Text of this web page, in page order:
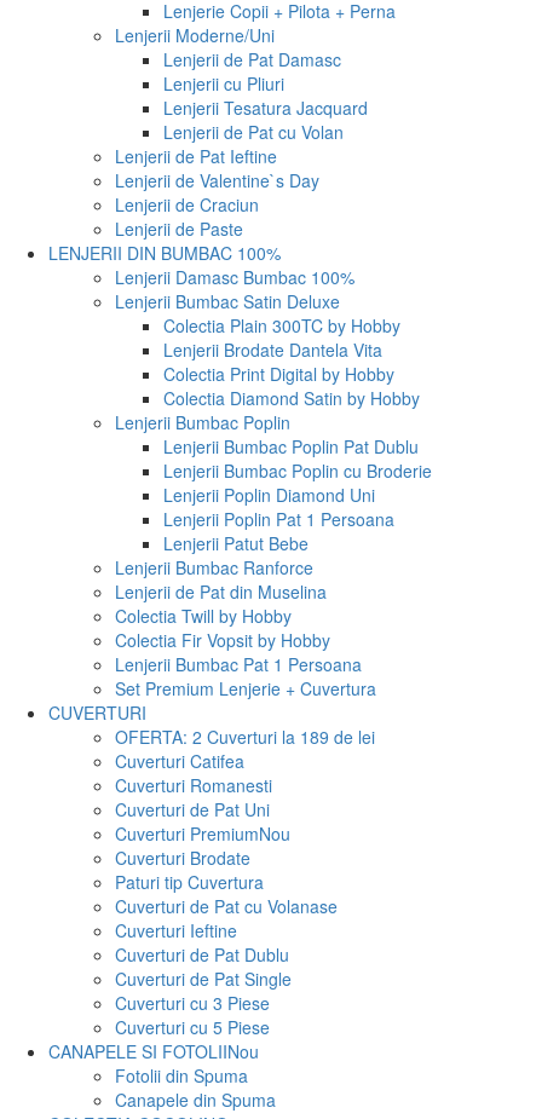
Lenjerie Copii + Pilota + Perna
Lenjerii Moderne/Uni
Lenjerii de Pat Damasc
Lenjerii cu Pliuri
Lenjerii Tesatura Jacquard
Lenjerii de Pat cu Volan
Lenjerii de Pat Ieftine
Lenjerii de Valentine`s Day
Lenjerii de Craciun
Lenjerii de Paste
LENJERII DIN BUMBAC 100%
Lenjerii Damasc Bumbac 100%
Lenjerii Bumbac Satin Deluxe
Colectia Plain 300TC by Hobby
Lenjerii Brodate Dantela Vita
Colectia Print Digital by Hobby
Colectia Diamond Satin by Hobby
Lenjerii Bumbac Poplin
Lenjerii Bumbac Poplin Pat Dublu
Lenjerii Bumbac Poplin cu Broderie
Lenjerii Poplin Diamond Uni
Lenjerii Poplin Pat 1 Persoana
Lenjerii Patut Bebe
Lenjerii Bumbac Ranforce
Lenjerii de Pat din Muselina
Colectia Twill by Hobby
Colectia Fir Vopsit by Hobby
Lenjerii Bumbac Pat 1 Persoana
Set Premium Lenjerie + Cuvertura
CUVERTURI
OFERTA: 2 Cuverturi la 189 de lei
Cuverturi Catifea
Cuverturi Romanesti
Cuverturi de Pat Uni
Cuverturi PremiumNou
Cuverturi Brodate
Paturi tip Cuvertura
Cuverturi de Pat cu Volanase
Cuverturi Ieftine
Cuverturi de Pat Dublu
Cuverturi de Pat Single
Cuverturi cu 3 Piese
Cuverturi cu 5 Piese
CANAPELE SI FOTOLIINou
Fotolii din Spuma
Canapele din Spuma